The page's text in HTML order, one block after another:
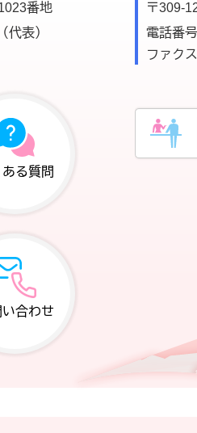
番地
（代表）
〒309-
電話番号
ファクス
る質問
い合わせ